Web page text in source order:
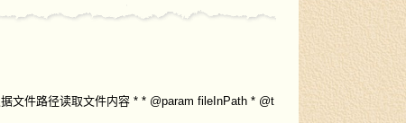
文件路径读取文件内容 * * @param fileInPath * @t